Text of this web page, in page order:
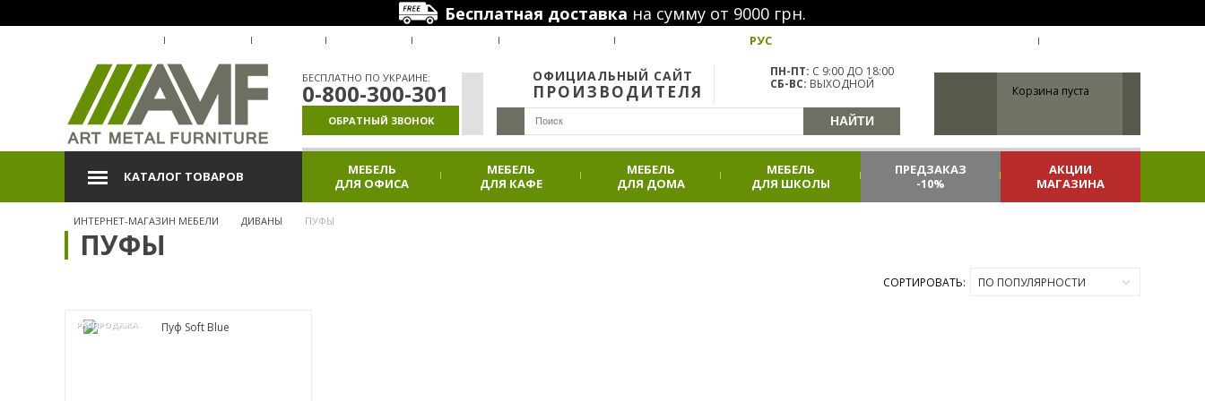
Бесплатная доставка на сумму от 9000 грн.
РУС
БЕСПЛАТНО ПО УКРАИНЕ:
0-800-300-301
ОБРАТНЫЙ ЗВОНОК
ОФИЦИАЛЬНЫЙ САЙТ
ПРОИЗВОДИТЕЛЯ
ПН-ПТ: С 9:00 ДО 18:00
СБ-ВС: ВЫХОДНОЙ Корзина пуста
КАТАЛОГ ТОВАРОВ
МЕБЕЛЬ
ДЛЯ ОФИСА
МЕБЕЛЬ
ДЛЯ КАФЕ
МЕБЕЛЬ
ДЛЯ ДОМА
МЕБЕЛЬ
ДЛЯ ШКОЛЫ
ПРЕДЗАКАЗ
-10%
АКЦИИ
МАГАЗИНА
ИНТЕРНЕТ-МАГАЗИН МЕБЕЛИ ДИВАНЫ ПУФЫ
ПУФЫ
СОРТИРОВАТЬ: ПО ПОПУЛЯРНОСТИ
РАСПРОДАЖА